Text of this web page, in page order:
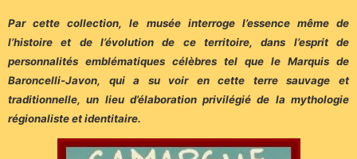
Par cette collection, le musée interroge l’essence même de
l’histoire et de l’évolution de ce territoire, dans l’esprit de
personnalités emblématiques célèbres tel que le Marquis de
Baroncelli-Javon, qui a su voir en cette terre sauvage et
traditionnelle, un lieu d’élaboration privilégié de la mythologie
régionaliste et identitaire.